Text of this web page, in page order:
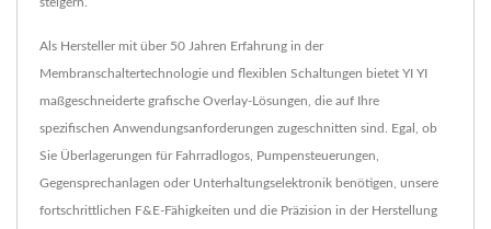
Als Hersteller mit über 50 Jahren Erfahrung in der
Membranschaltertechnologie und flexiblen Schaltungen bietet YI YI
maßgeschneiderte grafische Overlay-Lösungen, die auf Ihre
spezifischen Anwendungsanforderungen zugeschnitten sind. Egal, ob
Sie Überlagerungen für Fahrradlogos, Pumpensteuerungen,
Gegensprechanlagen oder Unterhaltungselektronik benötigen, unsere
fortschrittlichen F&E-Fähigkeiten und die Präzision in der Herstellung